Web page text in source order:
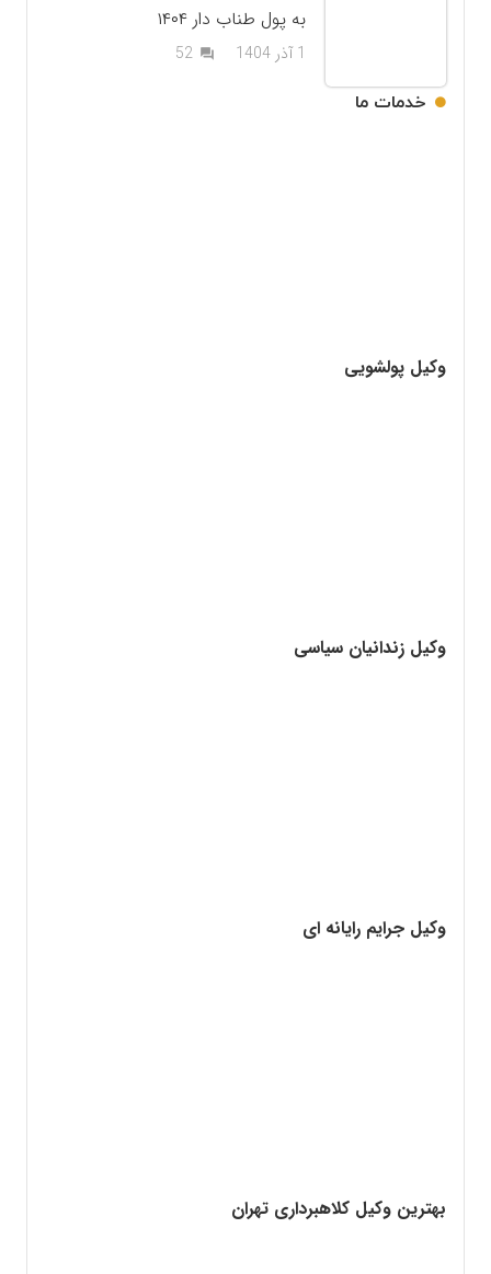
به پول طناب دار ۱۴۰۴
1 آذر 1404 question_answer
52دیدگاه
خدمات ما
وکیل پولشویی
وکیل زندانیان سیاسی
وکیل جرایم رایانه ای
بهترین وکیل کلاهبرداری تهران